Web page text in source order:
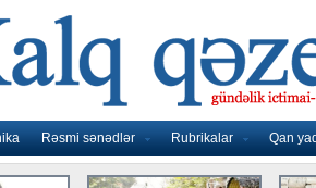
Rəsmi sənədlər Rubrikalar Qan